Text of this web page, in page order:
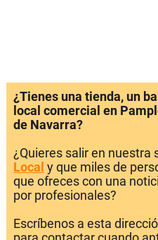
¿Tienes una tienda, un
local comercial en
de Navarra?
¿Quieres salir en nuestra
Local y que miles de
que ofreces con una
por profesionales?
Escríbenos a esta